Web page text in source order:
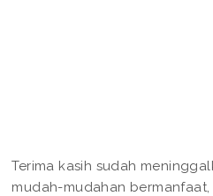
Terima kasih sudah
mudah-mudahan